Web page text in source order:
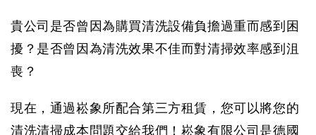
貴公司是否曾因為購買清洗設備負擔過重而感到困
擾？是否曾因為清洗效果不佳而對清掃效率感到沮
喪？
現在，通過崧象所配合第三方租賃，您可以將您的
清洗清掃成本問題交給我們！崧象有限公司是德國